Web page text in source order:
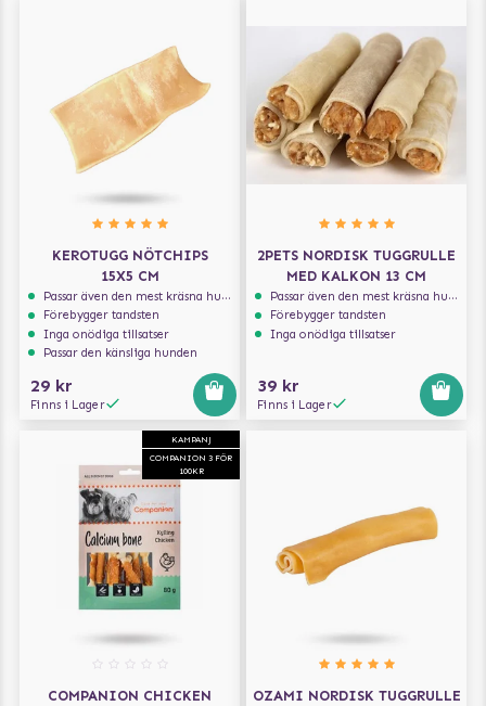
KEROTUGG NÖTCHIPS
15X5 CM
Passar även den mest kräsna hunden
Förebygger tandsten
Inga onödiga tillsatser
Passar den känsliga hunden
29 kr
Finns i Lager
2PETS NORDISK TUGGRULLE
MED KALKON 13 CM
Passar även den mest kräsna hunden
Förebygger tandsten
Inga onödiga tillsatser
39 kr
Finns i Lager
KAMPANJ
COMPANION 3 FÖR
100KR
COMPANION CHICKEN
OZAMI NORDISK TUGGRULLE